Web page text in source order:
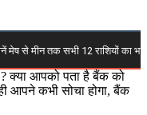
तक सभी 12 राशियों का भविष्य, किन
क्या आपको पता है बैंक को
आपने कभी सोचा होगा, बैंक